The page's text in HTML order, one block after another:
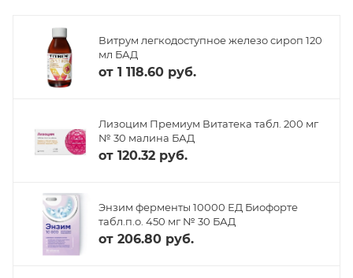
Витрум легкодоступное железо сироп 120
мл БАД
от 1 118.60 руб.
Лизоцим Премиум Витатека табл. 200 мг
№ 30 малина БАД
от 120.32 руб.
Энзим ферменты 10000 ЕД Биофорте
табл.п.о. 450 мг № 30 БАД
от 206.80 руб.